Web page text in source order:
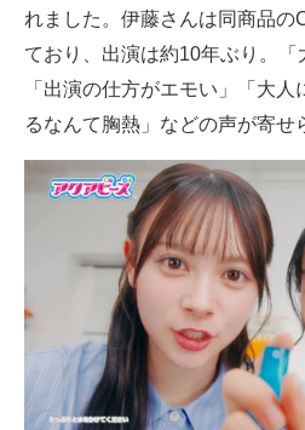
スマホと通信の最新トレンド
進化するPCとデバイスの未来
ビジネスと働き方のヒント
AI活用のいまが分かる
企業ITのトレンドを詳説
経営リーダーのコミュニティ
マーケ×ITの今がよく分かる
れました。伊藤さんは同商品の
ており、出演は約10年ぶり。
「出演の仕方がエモい」「大
るなんて胸熱」などの声が寄せ